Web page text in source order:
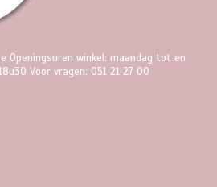
Openingsuren winkel: maandag tot en
Voor vragen: 051 21 27 00